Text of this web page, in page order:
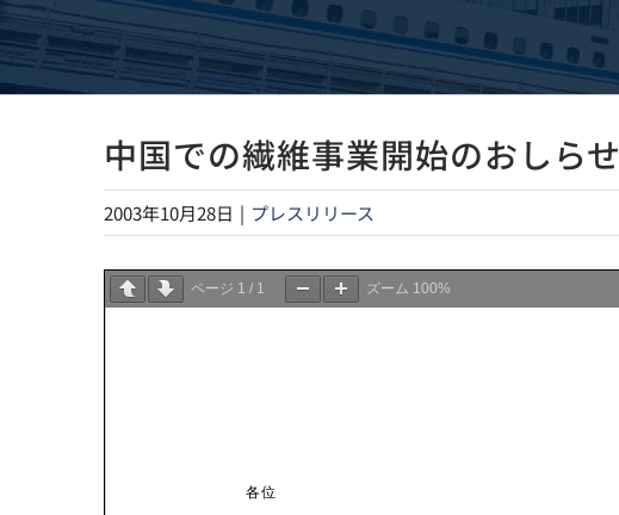
中国での繊維事業開始のおしらせ
2003年10月28日 | プレスリリース
ページ 1 / 1 ズーム 100%